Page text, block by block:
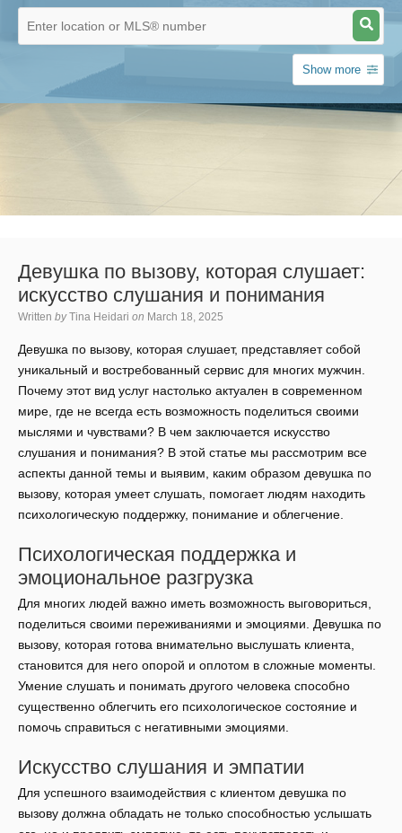
Show more
Девушка по вызову, которая слушает:
искусство слушания и понимания
Written by Tina Heidari on March 18, 2025
Девушка по вызову, которая слушает, представляет собой
уникальный и востребованный сервис для многих мужчин.
Почему этот вид услуг настолько актуален в современном
мире, где не всегда есть возможность поделиться своими
мыслями и чувствами? В чем заключается искусство
слушания и понимания? В этой статье мы рассмотрим все
аспекты данной темы и выявим, каким образом девушка по
вызову, которая умеет слушать, помогает людям находить
психологическую поддержку, понимание и облегчение.
Психологическая поддержка и
эмоциональное разгрузка
Для многих людей важно иметь возможность выговориться,
поделиться своими переживаниями и эмоциями. Девушка по
вызову, которая готова внимательно выслушать клиента,
становится для него опорой и оплотом в сложные моменты.
Умение слушать и понимать другого человека способно
существенно облегчить его психологическое состояние и
помочь справиться с негативными эмоциями.
Искусство слушания и эмпатии
Для успешного взаимодействия с клиентом девушка по
вызову должна обладать не только способностью услышать